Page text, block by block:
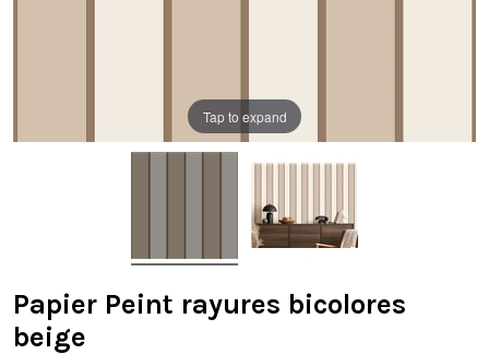
Tap to expand
Papier Peint rayures bicolores
beige